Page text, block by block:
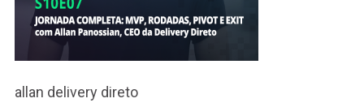
allan delivery direto